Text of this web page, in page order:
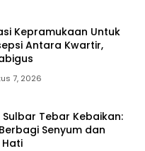
Kepramukaan Untuk
Antara Kwartir,
7, 2026
Tebar Kebaikan:
Senyum dan
Hati